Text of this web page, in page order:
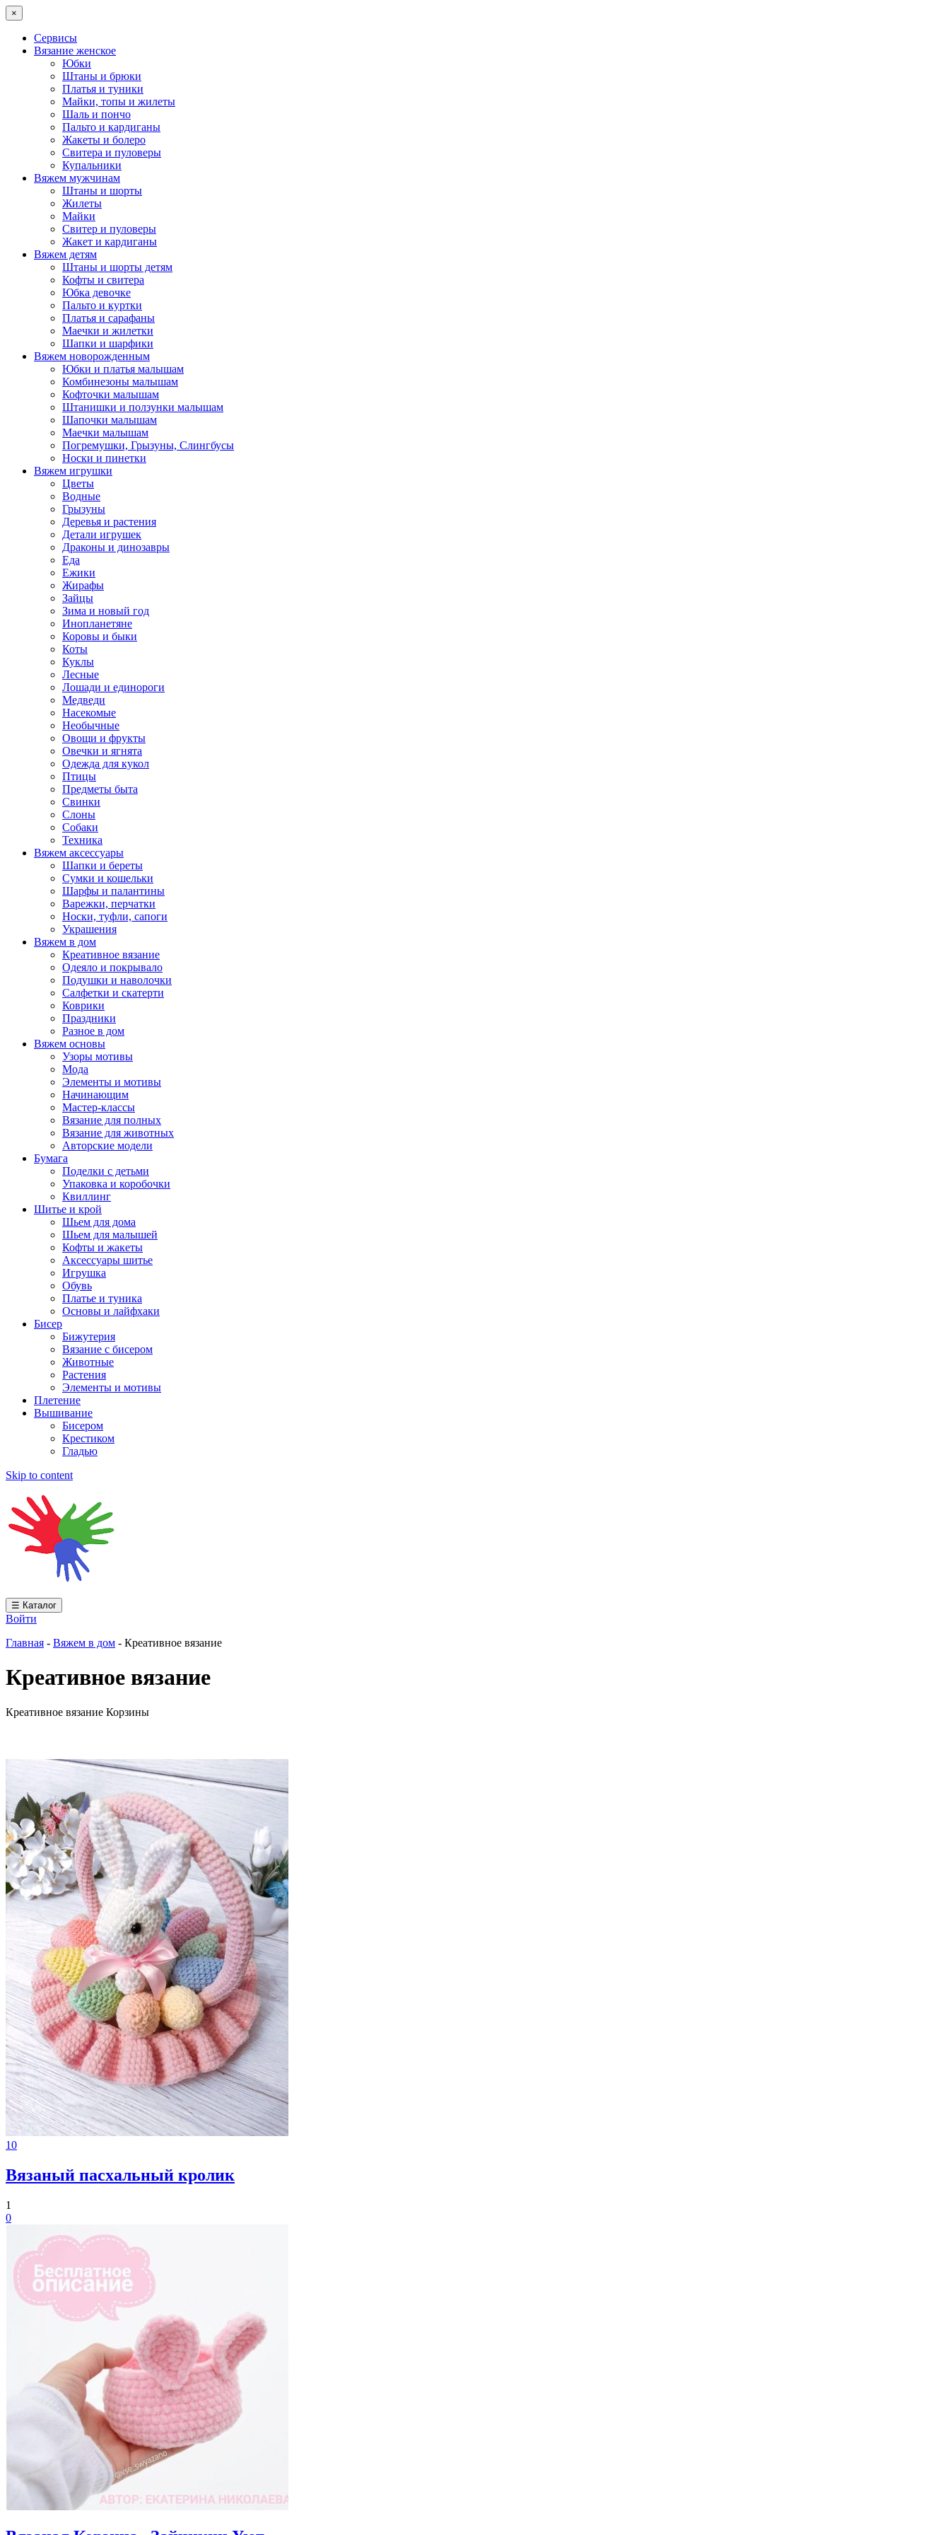
×
Сервисы
Вязание женское
Юбки
Штаны и брюки
Платья и туники
Майки, топы и жилеты
Шаль и пончо
Пальто и кардиганы
Жакеты и болеро
Свитера и пуловеры
Купальники
Вяжем мужчинам
Штаны и шорты
Жилеты
Майки
Свитер и пуловеры
Жакет и кардиганы
Вяжем детям
Штаны и шорты детям
Кофты и свитера
Юбка девочке
Пальто и куртки
Платья и сарафаны
Маечки и жилетки
Шапки и шарфики
Вяжем новорожденным
Юбки и платья малышам
Комбинезоны малышам
Кофточки малышам
Штанишки и ползунки малышам
Шапочки малышам
Маечки малышам
Погремушки, Грызуны, Слингбусы
Носки и пинетки
Вяжем игрушки
Цветы
Водные
Грызуны
Деревья и растения
Детали игрушек
Драконы и динозавры
Еда
Ежики
Жирафы
Зайцы
Зима и новый год
Инопланетяне
Коровы и быки
Коты
Куклы
Лесные
Лошади и единороги
Медведи
Насекомые
Необычные
Овощи и фрукты
Овечки и ягнята
Одежда для кукол
Птицы
Предметы быта
Свинки
Слоны
Собаки
Техника
Вяжем аксессуары
Шапки и береты
Сумки и кошельки
Шарфы и палантины
Варежки, перчатки
Носки, туфли, сапоги
Украшения
Вяжем в дом
Креативное вязание
Одеяло и покрывало
Подушки и наволочки
Салфетки и скатерти
Коврики
Праздники
Разное в дом
Вяжем основы
Узоры мотивы
Мода
Элементы и мотивы
Начинающим
Мастер-классы
Вязание для полных
Вязание для животных
Авторские модели
Бумага
Поделки с детьми
Упаковка и коробочки
Квиллинг
Шитье и крой
Шьем для дома
Шьем для малышей
Кофты и жакеты
Аксессуары шитье
Игрушка
Обувь
Платье и туника
Основы и лайфхаки
Бисер
Бижутерия
Вязание с бисером
Животные
Растения
Элементы и мотивы
Плетение
Вышивание
Бисером
Крестиком
Гладью
Skip to content
☰ Каталог
Войти
Главная - Вяжем в дом - Креативное вязание
Креативное вязание
Креативное вязание Корзины
10
Вязаный пасхальный кролик
1
0